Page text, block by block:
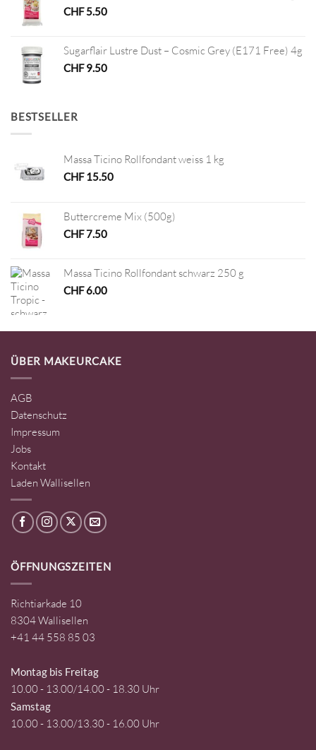
CHF5.50
Sugarflair Lustre Dust – Cosmic Grey (E171 Free) 4g
CHF9.50
BESTSELLER
Massa Ticino Rollfondant weiss 1 kg
CHF15.50
Buttercreme Mix (500g)
CHF7.50
Massa Ticino Rollfondant schwarz 250 g
CHF6.00
ÜBER MAKEURCAKE
AGB
Datenschutz
Impressum
Jobs
Kontakt
Laden Wallisellen
ÖFFNUNGSZEITEN
Richtiarkade 10
8304 Wallisellen
+41 44 558 85 03
Montag bis Freitag
10.00 - 13.00/14.00 - 18.30 Uhr
Samstag
10.00 - 13.00/13.30 - 16.00 Uhr